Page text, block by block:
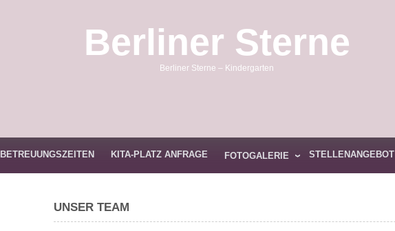
Berliner Sterne
Berliner Sterne – Kindergarten
BETREUUNGSZEITEN KITA-PLATZ ANFRAGE FOTOGALERIE STELLENANGEBOT
UNSER TEAM